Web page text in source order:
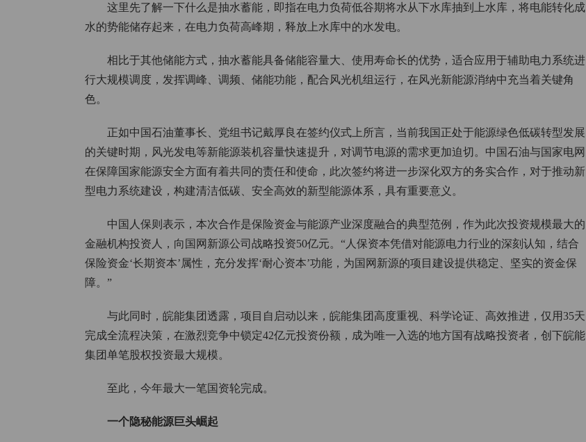
这里先了解一下什么是抽水蓄能，即指在电力负荷低谷期将水从下水库抽到上水库，将电能转化成
水的势能储存起来，在电力负荷高峰期，释放上水库中的水发电。
相比于其他储能方式，抽水蓄能具备储能容量大、使用寿命长的优势，适合应用于辅助电力系统进
行大规模调度，发挥调峰、调频、储能功能，配合风光机组运行，在风光新能源消纳中充当着关键角
色。
正如中国石油董事长、党组书记戴厚良在签约仪式上所言，当前我国正处于能源绿色低碳转型发展
的关键时期，风光发电等新能源装机容量快速提升，对调节电源的需求更加迫切。中国石油与国家电网
在保障国家能源安全方面有着共同的责任和使命，此次签约将进一步深化双方的务实合作，对于推动新
型电力系统建设，构建清洁低碳、安全高效的新型能源体系，具有重要意义。
中国人保则表示，本次合作是保险资金与能源产业深度融合的典型范例，作为此次投资规模最大的
金融机构投资人，向国网新源公司战略投资50亿元。“人保资本凭借对能源电力行业的深刻认知，结合
保险资金‘长期资本’属性，充分发挥‘耐心资本’功能，为国网新源的项目建设提供稳定、坚实的资金保
障。”
与此同时，皖能集团透露，项目自启动以来，皖能集团高度重视、科学论证、高效推进，仅用35天
完成全流程决策，在激烈竞争中锁定42亿元投资份额，成为唯一入选的地方国有战略投资者，创下皖能
集团单笔股权投资最大规模。
至此，今年最大一笔国资轮完成。
一个隐秘能源巨头崛起